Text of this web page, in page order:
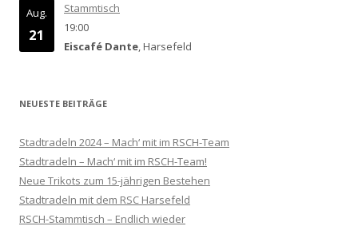
Aug.
21
Stammtisch
19:00
Eiscafé Dante, Harsefeld
NEUESTE BEITRÄGE
Stadtradeln 2024 – Mach‘ mit im RSCH-Team
Stadtradeln – Mach‘ mit im RSCH-Team!
Neue Trikots zum 15-jährigen Bestehen
Stadtradeln mit dem RSC Harsefeld
RSCH-Stammtisch – Endlich wieder